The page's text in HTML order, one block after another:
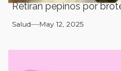
Retiran pepinos por
Salud May 12, 2025